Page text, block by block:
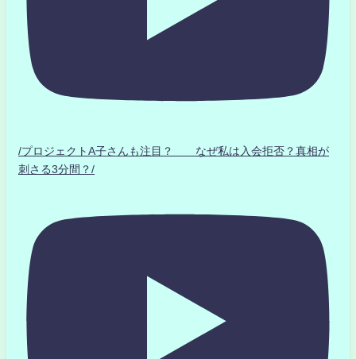
/プロジェクトA子さんも注目？ なぜ私は入会拒否？真相が
刺さる3分間？/